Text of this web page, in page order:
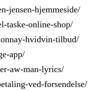
jensen-hjemmeside/
taske-online-shop/
hvidvin-tilbud/
app/
aw-man-lyrics/
ved-forsendelse/